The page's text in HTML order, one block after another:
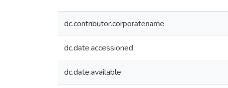
dc.contributor.corporatename
dc.date.accessioned
dc.date.available